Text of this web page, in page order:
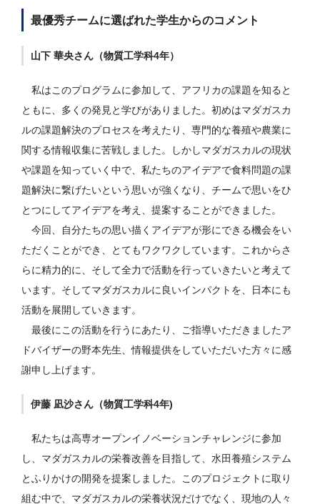
最優秀チームに選ばれた学生からのコメント
山下 華央さん（物質工学科4年）
私はこのプログラムに参加して、アフリカの課題を知ると
ともに、多くの発見と学びがありました。初めはマダガスカ
ルの課題解決のプロセスを考えたり、専門的な養殖や農業に
関する情報収集に苦戦しました。しかしマダガスカルの現状
や課題を知っていく中で、私たちのアイデアで食料問題の課
題解決に繋げたいという思いが強くなり、チームで思いをひ
とつにしてアイデアを考え、提案することができました。
今回、自分たちの思い描くアイデアが形にできる機会をい
ただくことができ、とてもワクワクしています。これからさ
らに精力的に、そして全力で活動を行っていきたいと考えて
います。そしてマダガスカルに良いインパクトを、日本にも
活動を展開していきます。
最後にこの活動を行うにあたり、ご指導いただきましたア
ドバイザーの野本先生、情報提供をしていただいた方々に感
謝申し上げます。
伊藤 凪沙さん（物質工学科4年)
私たちは高専オープンイノベーションチャレンジに参加
し、マダガスカルの栄養改善を目指して、水田養殖システム
とふりかけの開発を提案しました。このプロジェクトに取り
組む中で、マダガスカルの栄養状況だけでなく、現地の人々